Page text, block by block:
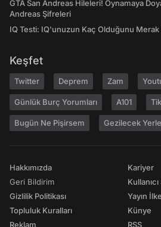
GTA San Andreas Hileleri! Oynamaya
Andreas Şifreleri
IQ Testi: IQ'unuzun Kaç Olduğunu Merak
Keşfet
Twitter Deprem Zam
Günlük Burç Yorumları A101
Bugün Ne Pişirsem Gezilecek
Hakkımızda
Geri Bildirim
Gizlilik Politikası
Topluluk Kuralları
Reklam
Kariyer
Yayın
Künye
RSS